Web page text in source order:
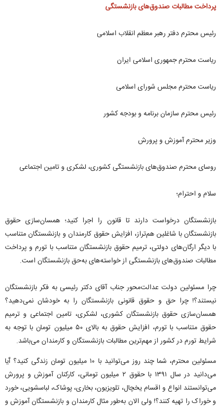
پرداخت مطالبات صندوق‌های بازنشستگی
رئیس محترم دفتر رهبر معظم انقلاب اسلامی
ریاست محترم جمهوری اسلامی ایران
ریاست محترم مجلس شورای اسلامی
رئیس محترم سازمان برنامه و بودجه کشور
وزیر محترم آموزش و پرورش
روسای محترم صندوق‌های بازنشستگی کشوری، لشکری و تامین اجتماعی
سلام و احترام؛
بازنشستگان درخواست دارند تا قانون را اجرا کنید؛ همسان‌سازی حقوق
بازنشستگان با شاغلین هم‌تراز، افزایش حقوق کارمندان و بازنشستگان متناسب
با دیگر ارگان‌های دولتی، ترمیم حقوق بازنشستگان متناسب با تورم و پرداخت
مطالبات صندوق‌های بازنشستگی از خواسته‌های به‌حق بازنشستگان است.
چرا مسئولین دولت عدالت‌محور جناب آقای دکتر رئیسی به فکر بازنشستگان
نیستند؟! چرا حق و حقوق قانونی بازنشستگان را به خودشان نمی‌دهید؟
همسان‌سازی حقوق بازنشستگان کشوری، لشکری، تامین اجتماعی و ترمیم
حقوق متناسب با تورم، افزایش حقوق به بالای ۵۰ میلیون تومان با توجه به
شرایط تورم در کشور از مهم‌ترین مطالبات بازنشستگان و کارمندان می‌باشد.
مسئولین محترم، شما چند روز می‌توانید با ۱۰ میلیون تومان زندگی کنید؟ ٱیا
می‌دانید در سال ۱۳۹۱ با حقوق ۲ میلیون تومانی، کارکنان آموزش و پرورش
می‌توانستند انواع و اقسام یخچال، تلویزیون، بخاری، پوشاک، لباسشویی، خورد
و خوراک را تهیه کنند؟! ولی الان به‌طور مثال کارمندان و بازنشستگان آموزش و